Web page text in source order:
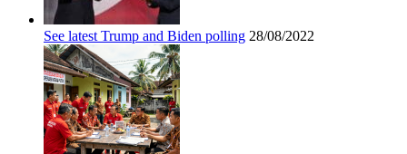
See latest Trump and Biden polling 28/08/2022